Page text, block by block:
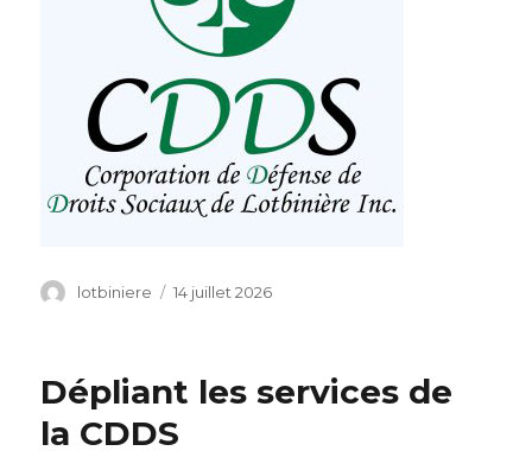
Auteur
lotbiniere
Publié
14 juillet 2026
Dépliant les services de
la CDDS